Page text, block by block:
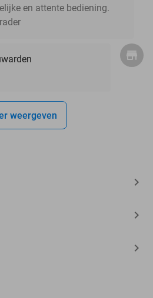
en attente bediening.
weergeven